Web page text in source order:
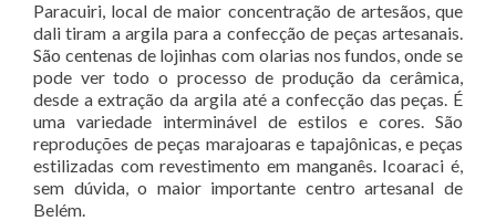
Paracuiri, local de maior concentração de artesãos, que
dali tiram a argila para a confecção de peças artesanais.
São centenas de lojinhas com olarias nos fundos, onde se
pode ver todo o processo de produção da cerâmica,
desde a extração da argila até a confecção das peças. É
uma variedade interminável de estilos e cores. São
reproduções de peças marajoaras e tapajônicas, e peças
estilizadas com revestimento em manganês. Icoaraci é,
sem dúvida, o maior importante centro artesanal de
Belém.